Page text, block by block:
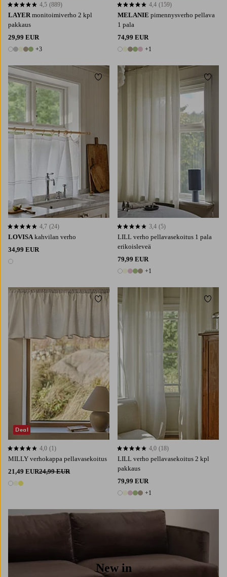
LAYER monitoimiverho 2 kpl
pakkaus
29,99 EUR
8 värejä
+3
4,5 perustuen 889 arvosanaan
4,5 (889)
MELANIE pimennysverho pellava
1 pala
74,99 EUR
6 värejä
+1
4,4 perustuen 159 arvosanaan
4,4 (159)
LOVISA kahvilan verho
34,99 EUR
1 väri
4,7 perustuen 24 arvosanaan
4,7 (24)
Lisää suosikkeihin
LILL verho pellavasekoitus 1 pala
erikoisleveä
79,99 EUR
6 värejä
+1
3,4 perustuen 5 arvosanaan
3,4 (5)
Lisää
MILLY verhokappa pellavasekoitus
21,49 EUR24,99 EUR
3 värejä
4,0 perustuen 1 arvosanaan
4,0 (1)
Deal
Lisää suosikkeihin
LILL verho pellavasekoitus 2 kpl
pakkaus
79,99 EUR
6 värejä
+1
4,0 perustuen 18 arvosanaan
4,0 (18)
Lisää
220
New in